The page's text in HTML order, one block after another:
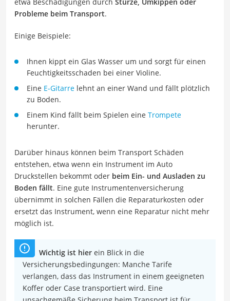
Probleme beim Transport.
Einige Beispiele:
Ihnen kippt ein Glas Wasser um und sorgt für einen
Feuchtigkeitsschaden bei einer Violine.
Eine E-Gitarre lehnt an einer Wand und fällt plötzlich
zu Boden.
Einem Kind fällt beim Spielen eine Trompete
herunter.
Darüber hinaus können beim Transport Schäden
entstehen, etwa wenn ein Instrument im Auto
Druckstellen bekommt oder beim Ein- und Ausladen zu
Boden fällt. Eine gute Instrumentenversicherung
übernimmt in solchen Fällen die Reparaturkosten oder
ersetzt das Instrument, wenn eine Reparatur nicht mehr
möglich ist.
Wichtig ist hier ein Blick in die
Versicherungsbedingungen: Manche Tarife
verlangen, dass das Instrument in einem geeigneten
Koffer oder Case transportiert wird. Eine